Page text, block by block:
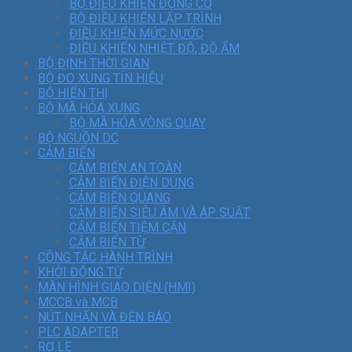
BỘ ĐIỀU KHIỂN ĐỘNG CƠ
BỘ ĐIỀU KHIỂN LẬP TRÌNH
ĐIỀU KHIỂN MỨC NƯỚC
ĐIỀU KHIỂN NHIỆT ĐỘ, ĐỘ ẨM
BỘ ĐỊNH THỜI GIAN
BỘ ĐO XUNG TÍN HIỆU
BỘ HIỂN THỊ
BỘ MÃ HÓA XUNG
BỘ MÃ HÓA VÒNG QUAY
BỘ NGUỒN DC
CẢM BIẾN
CẢM BIẾN AN TOÀN
CẢM BIẾN ĐIỆN DUNG
CẢM BIẾN QUANG
CẢM BIẾN SIÊU ÂM VÀ ÁP SUẤT
CẢM BIẾN TIỆM CẬN
CẢM BIẾN TỪ
CÔNG TẮC HÀNH TRÌNH
KHỞI ĐỘNG TỪ
MÀN HÌNH GIAO DIỆN (HMI)
MCCB và MCB
NÚT NHẤN VÀ ĐÈN BÁO
PLC ADAPTER
RƠ LE